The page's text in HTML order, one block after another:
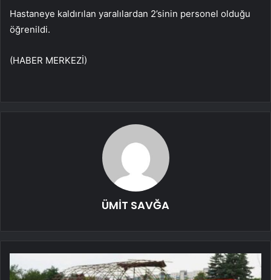
Hastaneye kaldırılan yaralılardan 2’sinin personel olduğu
öğrenildi.
(HABER MERKEZİ)
ÜMİT SAVĞA